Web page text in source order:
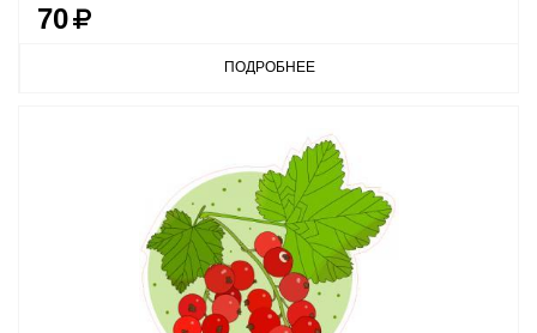
70
ПОДРОБНЕЕ